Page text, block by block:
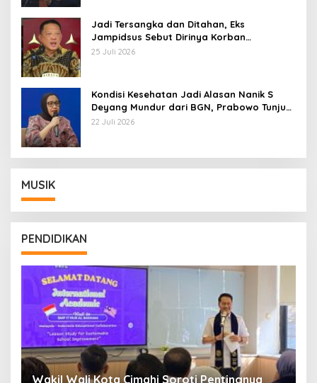
Jadi Tersangka dan Ditahan, Eks
Jampidsus Sebut Dirinya Korban
Kriminalisasi
25 Juli 2026
Kondisi Kesehatan Jadi Alasan Nanik S
Deyang Mundur dari BGN, Prabowo Tunjuk
Wamentan Sudaryono
22 Juli 2026
MUSIK
PENDIDIKAN
Wakil Wali Kota Cimahi Soroti Pentingnya